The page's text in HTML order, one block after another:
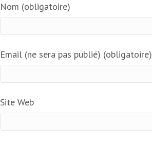
Nom (obligatoire)
Email (ne sera pas publié) (obligatoire)
Site Web